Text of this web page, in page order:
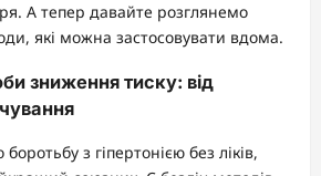
А тепер давайте розглянемо
які можна застосовувати вдома.
зниження тиску: від
з гіпертонією без ліків,